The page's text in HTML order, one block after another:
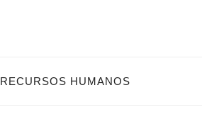
RECURSOS HUMANOS